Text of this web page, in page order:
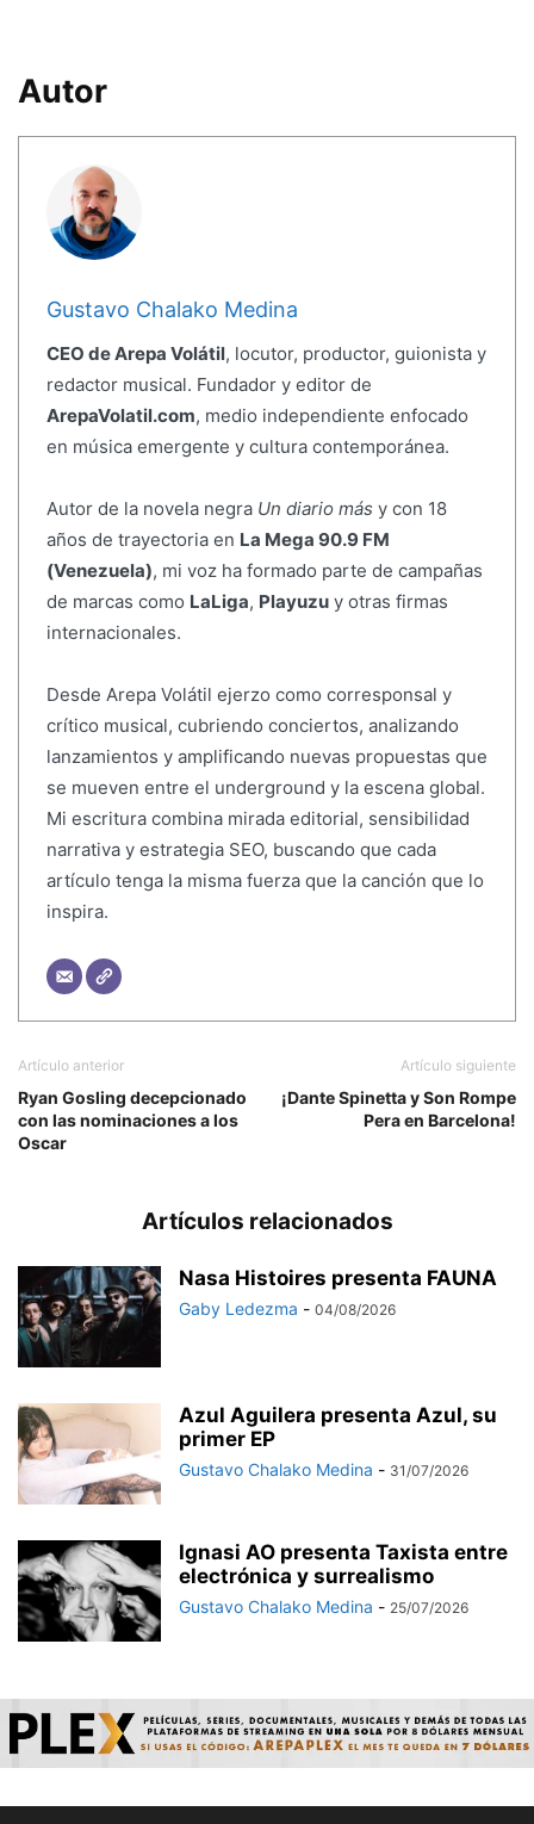
Autor
Gustavo Chalako Medina
CEO de Arepa Volátil, locutor, productor, guionista y
redactor musical. Fundador y editor de
ArepaVolatil.com, medio independiente enfocado
en música emergente y cultura contemporánea.
Autor de la novela negra Un diario más y con 18
años de trayectoria en La Mega 90.9 FM
(Venezuela), mi voz ha formado parte de campañas
de marcas como LaLiga, Playuzuy otras firmas
internacionales.
Desde Arepa Volátil ejerzo como corresponsal y
crítico musical, cubriendo conciertos, analizando
lanzamientos y amplificando nuevas propuestas que
se mueven entre el underground y la escena global.
Mi escritura combina mirada editorial, sensibilidad
narrativa y estrategia SEO, buscando que cada
artículo tenga la misma fuerza que la canción que lo
inspira.
Artículo anterior
Ryan Gosling decepcionado
con las nominaciones a los
Oscar
Artículo siguiente
¡Dante Spinetta y Son Rompe
Pera en Barcelona!
Artículos relacionados
Nasa Histoires presenta FAUNA
Gaby Ledezma - 04/08/2026
Azul Aguilera presenta Azul, su
primer EP
Gustavo Chalako Medina - 31/07/2026
Ignasi AO presenta Taxista entre
electrónica y surrealismo
Gustavo Chalako Medina - 25/07/2026